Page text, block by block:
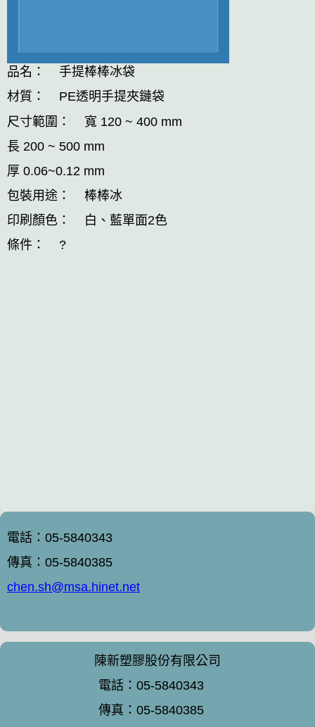
品名： 手提棒棒冰袋
材質： PE透明手提夾鏈袋
尺寸範圍： 寬 120 ~ 400 mm
長 200 ~ 500 mm
厚 0.06~0.12 mm
包裝用途： 棒棒冰
印刷顏色： 白、藍單面2色
條件： ?
電話：05-5840343
傳真：05-5840385
chen.sh@msa.hinet.net
陳新塑膠股份有限公司
電話：05-5840343
傳真：05-5840385